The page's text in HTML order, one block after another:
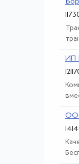
ИП